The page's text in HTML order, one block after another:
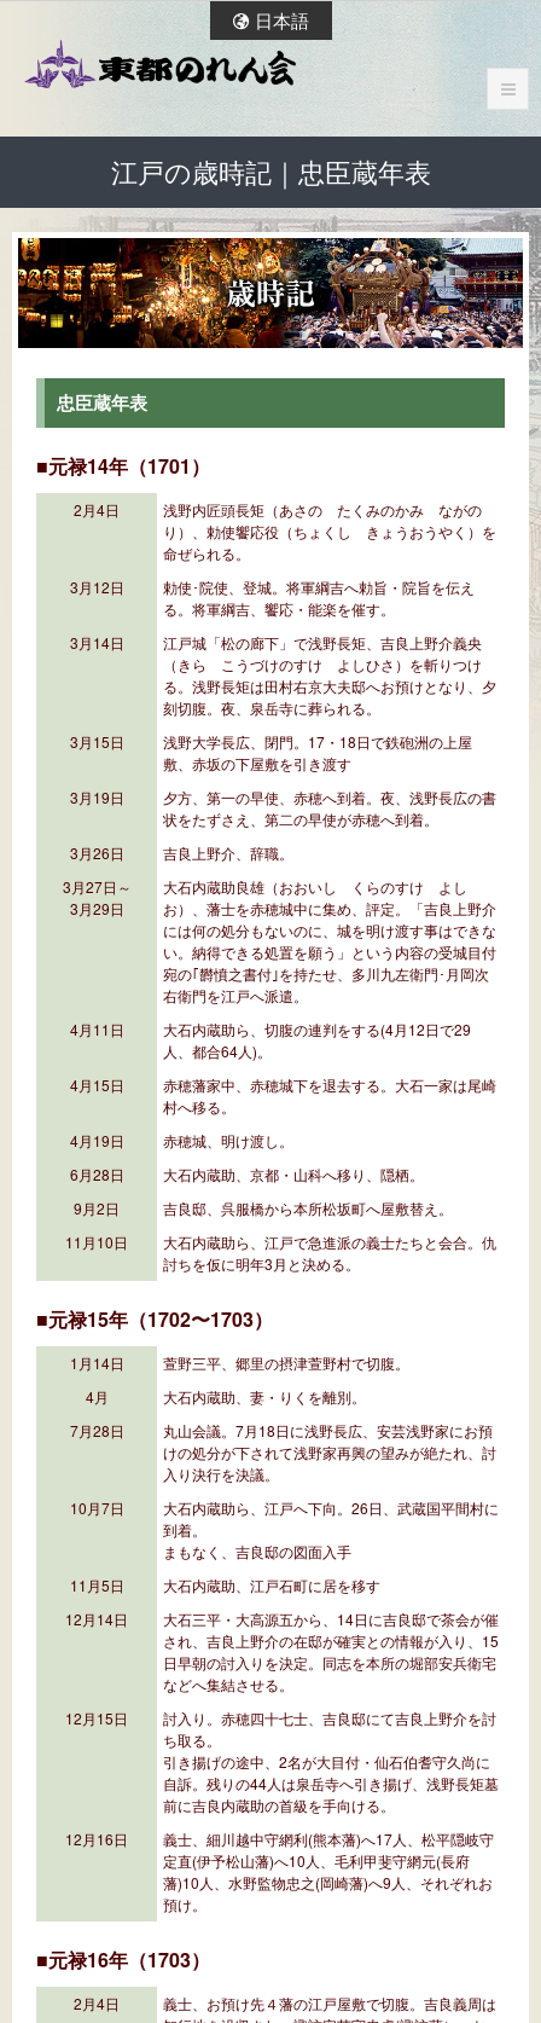
日本語
江戸の歳時記｜忠臣蔵年表
忠臣蔵年表
■元禄14年（1701）
2月4日
浅野内匠頭長矩（あさの たくみのかみ ながの
り）、勅使饗応役（ちょくし きょうおうやく）を
命ぜられる。
3月12日
勅使･院使、登城。将軍綱吉へ勅旨・院旨を伝え
る。将軍綱吉、饗応・能楽を催す。
3月14日
江戸城「松の廊下」で浅野長矩、吉良上野介義央
（きら こうづけのすけ よしひさ）を斬りつけ
る。浅野長矩は田村右京大夫邸へお預けとなり、夕
刻切腹。夜、泉岳寺に葬られる。
3月15日
浅野大学長広、閉門。17・18日で鉄砲洲の上屋
敷、赤坂の下屋敷を引き渡す
3月19日
夕方、第一の早使、赤穂へ到着。夜、浅野長広の書
状をたずさえ、第二の早使が赤穂へ到着。
3月26日
吉良上野介、辞職。
3月27日～
3月29日
大石内蔵助良雄（おおいし くらのすけ よし
お）、藩士を赤穂城中に集め、評定。「吉良上野介
には何の処分もないのに、城を明け渡す事はできな
い。納得できる処置を願う」という内容の受城目付
宛の｢欝憤之書付｣を持たせ、多川九左衛門･月岡次
右衛門を江戸へ派遣。
4月11日
大石内蔵助ら、切腹の連判をする(4月12日で29
人、都合64人)。
4月15日
赤穂藩家中、赤穂城下を退去する。大石一家は尾崎
村へ移る。
4月19日
赤穂城、明け渡し。
6月28日
大石内蔵助、京都・山科へ移り、隠栖。
9月2日
吉良邸、呉服橋から本所松坂町へ屋敷替え。
11月10日
大石内蔵助ら、江戸で急進派の義士たちと会合。仇
討ちを仮に明年3月と決める。
■元禄15年（1702〜1703）
1月14日
萱野三平、郷里の摂津萱野村で切腹。
4月
大石内蔵助、妻・りくを離別。
7月28日
丸山会議。7月18日に浅野長広、安芸浅野家にお預
けの処分が下されて浅野家再興の望みが絶たれ、討
入り決行を決議。
10月7日
大石内蔵助ら、江戸へ下向。26日、武蔵国平間村に
到着。
まもなく、吉良邸の図面入手
11月5日
大石内蔵助、江戸石町に居を移す
12月14日
大石三平・大高源五から、14日に吉良邸で茶会が催
され、吉良上野介の在邸が確実との情報が入り、15
日早朝の討入りを決定。同志を本所の堀部安兵衛宅
などへ集結させる。
12月15日
討入り。赤穂四十七士、吉良邸にて吉良上野介を討
ち取る。
引き揚げの途中、2名が大目付・仙石伯耆守久尚に
自訴。残りの44人は泉岳寺へ引き揚げ、浅野長矩墓
前に吉良内蔵助の首級を手向ける。
12月16日
義士、細川越中守網利(熊本藩)へ17人、松平隠岐守
定直(伊予松山藩)へ10人、毛利甲斐守網元(長府
藩)10人、水野監物忠之(岡崎藩)へ9人、それぞれお
預け。
■元禄16年（1703）
2月4日
義士、お預け先４藩の江戸屋敷で切腹。吉良義周は